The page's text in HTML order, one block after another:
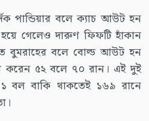
পান্ডিয়ার বলে ক্যাচ আউট হন
গেলেও দারুণ ফিফটি হাঁকান
বুমরাহের বলে বোল্ড আউট হন
৫২ বলে ৭০ রান। এই দুই
বল বাকি থাকতেই ১৬৯ রানে